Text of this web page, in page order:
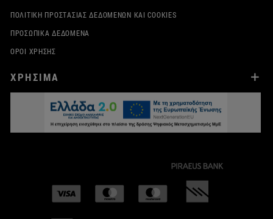
ΠΟΛΙΤΙΚΉ ΠΡΟΣΤΑΣΊΑΣ ΔΕΔΟΜΈΝΩΝ ΚΑΙ COOKIES
ΠΡΟΣΩΠΙΚΆ ΔΕΔΟΜΈΝΑ
ΌΡΟΙ ΧΡΉΣΗΣ
ΧΡΗΣΙΜΑ